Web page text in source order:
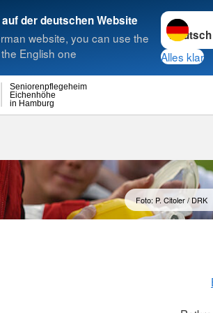
der deutschen Website
website, you can use the
English one
Sprache
Alles klar
in Hamburg
Eichenhöhe
Seniorenpflegeheim
Suche
Foto: P. Citoler / DRK